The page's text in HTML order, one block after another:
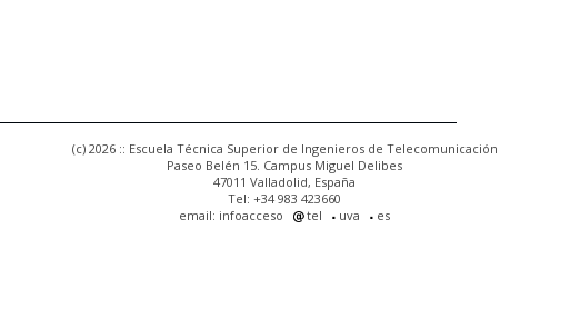
(c) 2026 :: Escuela Técnica Superior de Ingenieros de Telecomunicación
Paseo Belén 15. Campus Miguel Delibes
47011 Valladolid, España
Tel: +34 983 423660
email: infoacceso
tel uva es